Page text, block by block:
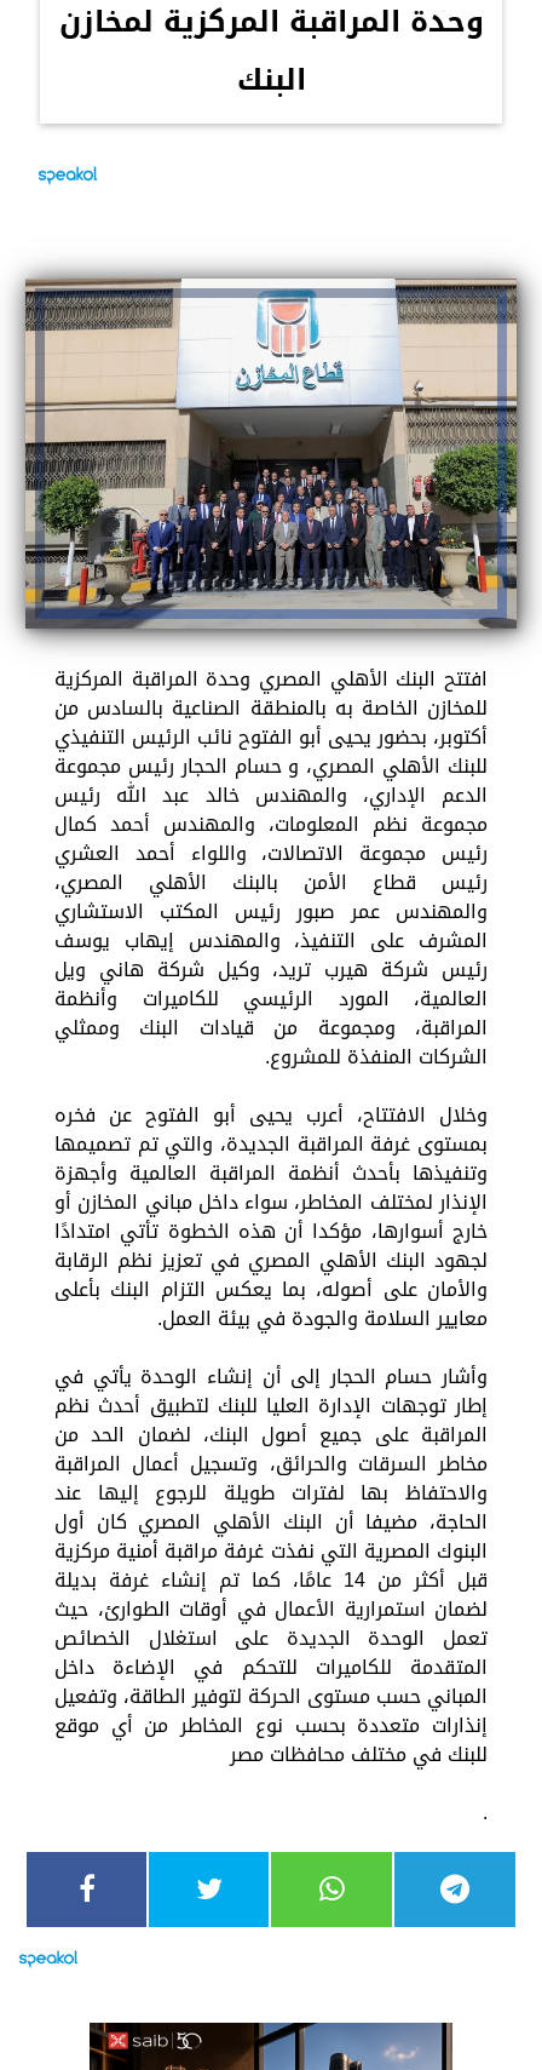
وحدة المراقبة المركزية لمخازن
البنك
افتتح البنك الأهلي المصري وحدة المراقبة المركزية
للمخازن الخاصة به بالمنطقة الصناعية بالسادس من
أكتوبر، بحضور يحيى أبو الفتوح نائب الرئيس التنفيذي
للبنك الأهلي المصري، و حسام الحجار رئيس مجموعة
الدعم الإداري، والمهندس خالد عبد الله رئيس
مجموعة نظم المعلومات، والمهندس أحمد كمال
رئيس مجموعة الاتصالات، واللواء أحمد العشري
رئيس قطاع الأمن بالبنك الأهلي المصري،
والمهندس عمر صبور رئيس المكتب الاستشاري
المشرف على التنفيذ، والمهندس إيهاب يوسف
رئيس شركة هيرب تريد، وكيل شركة هاني ويل
العالمية، المورد الرئيسي للكاميرات وأنظمة
المراقبة، ومجموعة من قيادات البنك وممثلي
الشركات المنفذة للمشروع.
وخلال الافتتاح، أعرب يحيى أبو الفتوح عن فخره
بمستوى غرفة المراقبة الجديدة، والتي تم تصميمها
وتنفيذها بأحدث أنظمة المراقبة العالمية وأجهزة
الإنذار لمختلف المخاطر، سواء داخل مباني المخازن أو
خارج أسوارها، مؤكدا أن هذه الخطوة تأتي امتدادًا
لجهود البنك الأهلي المصري في تعزيز نظم الرقابة
والأمان على أصوله، بما يعكس التزام البنك بأعلى
معايير السلامة والجودة في بيئة العمل.
وأشار حسام الحجار إلى أن إنشاء الوحدة يأتي في
إطار توجهات الإدارة العليا للبنك لتطبيق أحدث نظم
المراقبة على جميع أصول البنك، لضمان الحد من
مخاطر السرقات والحرائق، وتسجيل أعمال المراقبة
والاحتفاظ بها لفترات طويلة للرجوع إليها عند
الحاجة، مضيفا أن البنك الأهلي المصري كان أول
البنوك المصرية التي نفذت غرفة مراقبة أمنية مركزية
قبل أكثر من 14 عامًا، كما تم إنشاء غرفة بديلة
لضمان استمرارية الأعمال في أوقات الطوارئ، حيث
تعمل الوحدة الجديدة على استغلال الخصائص
المتقدمة للكاميرات للتحكم في الإضاءة داخل
المباني حسب مستوى الحركة لتوفير الطاقة، وتفعيل
إنذارات متعددة بحسب نوع المخاطر من أي موقع
للبنك في مختلف محافظات مصر
.